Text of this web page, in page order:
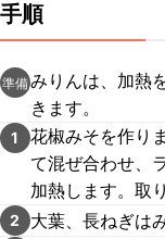
手順
準備みりんは、加熱
きます。
1
花椒みそを作り
て混ぜ合わせ、
加熱します。取
2 大葉、長ねぎは